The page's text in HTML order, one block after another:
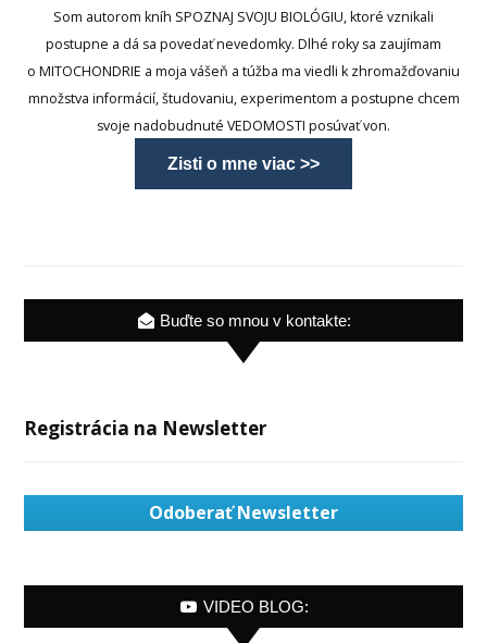
Som autorom kníh SPOZNAJ SVOJU BIOLÓGIU, ktoré vznikali
postupne a dá sa povedať nevedomky. Dlhé roky sa zaujímam
o MITOCHONDRIE a moja vášeň a túžba ma viedli k zhromažďovaniu
množstva informácií, študovaniu, experimentom a postupne chcem
svoje nadobudnuté VEDOMOSTI posúvať von.
Zisti o mne viac >>
Buďte so mnou v kontakte:
Registrácia na Newsletter
Odoberať Newsletter
VIDEO BLOG: